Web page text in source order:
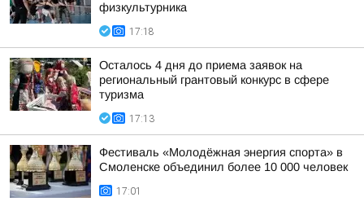
физкультурника
17:18
Осталось 4 дня до приема заявок на
региональный грантовый конкурс в сфере
туризма
17:13
Фестиваль «Молодёжная энергия спорта» в
Смоленске объединил более 10 000 человек
17:01